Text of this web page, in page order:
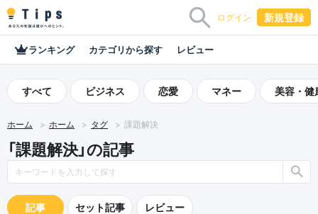
ログイン 新規登録
ランキング カテゴリから探す レビュー
すべて ビジネス 恋愛 マネー 美容・健
ホーム ホーム タグ 課題解決
「課題解決」の記事
記事 セット記事 レビュー